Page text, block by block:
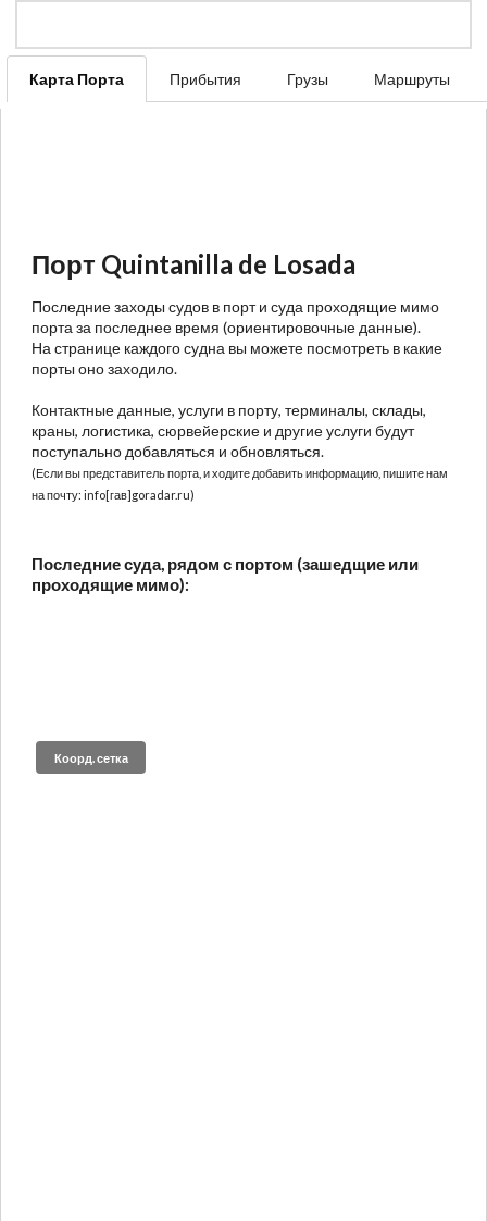
Карта Порта Прибытия Грузы Маршруты
Порт Quintanilla de Losada
Последние заходы судов в порт и суда проходящие мимо
порта за последнее время (ориентировочные данные).
На странице каждого судна вы можете посмотреть в какие
порты оно заходило.
Контактные данные, услуги в порту, терминалы, склады,
краны, логистика, сюрвейерские и другие услуги будут
поступально добавляться и обновляться.
(Если вы представитель порта, и ходите добавить информацию, пишите нам
на почту: info[гав]goradar.ru)
Последние суда, рядом с портом (зашедщие или
проходящие мимо):
Коорд. сетка